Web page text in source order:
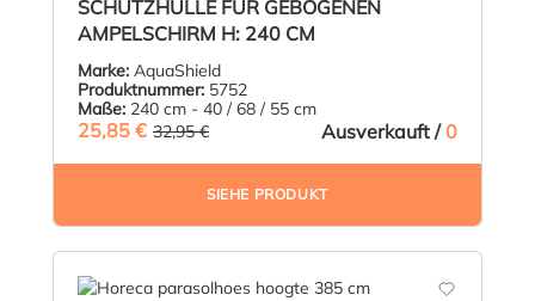
SCHUTZHÜLLE FÜR GEBOGENEN
AMPELSCHIRM H: 240 CM
Marke: AquaShield
Produktnummer: 5752
Maße: 240 cm - 40 / 68 / 55 cm
25,85 € 32,95 €(21.55% GESPART)Ausverkauft /0
SIEHE PRODUKT